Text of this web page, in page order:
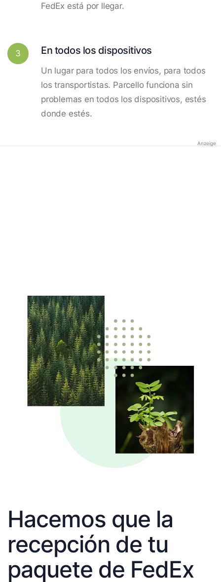
FedEx está por llegar.
3 En todos los dispositivos
Un lugar para todos los envíos, para todos
los transportistas. Parcello funciona sin
problemas en todos los dispositivos, estés
donde estés.
Anzeige
Hacemos que la
recepción de tu
paquete de FedEx